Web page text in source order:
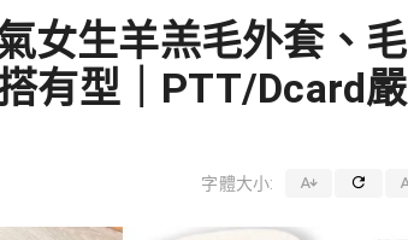
女生羊羔毛外套、毛
有型｜PTT/Dcard嚴
字體大小: